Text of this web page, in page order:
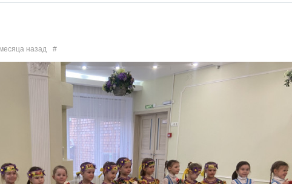
назад #